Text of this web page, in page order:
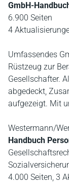
GmbH-
6.900 Seiten
4
Umfassendes
Rüstzeug zur
Gesellschafter.
abgedeckt,
aufgezeigt. Mit
Westermann/
Handbuch
4.000 Seiten, 3